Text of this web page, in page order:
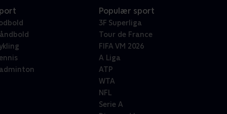
Populær sport
3F Superliga
Tour de France
FIFA VM 2026
A Liga
ATP
WTA
NFL
Serie A